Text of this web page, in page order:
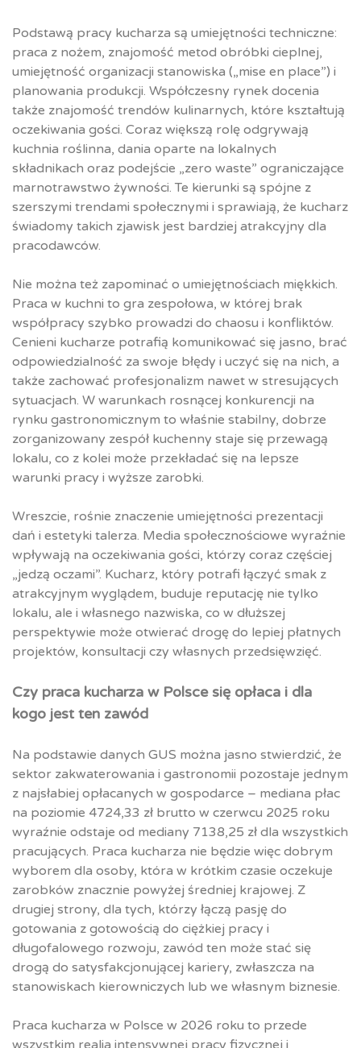
Podstawą pracy kucharza są umiejętności techniczne:
praca z nożem, znajomość metod obróbki cieplnej,
umiejętność organizacji stanowiska („mise en place”) i
planowania produkcji. Współczesny rynek docenia
także znajomość trendów kulinarnych, które kształtują
oczekiwania gości. Coraz większą rolę odgrywają
kuchnia roślinna, dania oparte na lokalnych
składnikach oraz podejście „zero waste” ograniczające
marnotrawstwo żywności. Te kierunki są spójne z
szerszymi trendami społecznymi i sprawiają, że kucharz
świadomy takich zjawisk jest bardziej atrakcyjny dla
pracodawców.
Nie można też zapominać o umiejętnościach miękkich.
Praca w kuchni to gra zespołowa, w której brak
współpracy szybko prowadzi do chaosu i konfliktów.
Cenieni kucharze potrafią komunikować się jasno, brać
odpowiedzialność za swoje błędy i uczyć się na nich, a
także zachować profesjonalizm nawet w stresujących
sytuacjach. W warunkach rosnącej konkurencji na
rynku gastronomicznym to właśnie stabilny, dobrze
zorganizowany zespół kuchenny staje się przewagą
lokalu, co z kolei może przekładać się na lepsze
warunki pracy i wyższe zarobki.
Wreszcie, rośnie znaczenie umiejętności prezentacji
dań i estetyki talerza. Media społecznościowe wyraźnie
wpływają na oczekiwania gości, którzy coraz częściej
„jedzą oczami”. Kucharz, który potrafi łączyć smak z
atrakcyjnym wyglądem, buduje reputację nie tylko
lokalu, ale i własnego nazwiska, co w dłuższej
perspektywie może otwierać drogę do lepiej płatnych
projektów, konsultacji czy własnych przedsięwzięć.
Czy praca kucharza w Polsce się opłaca i dla
kogo jest ten zawód
Na podstawie danych GUS można jasno stwierdzić, że
sektor zakwaterowania i gastronomii pozostaje jednym
z najsłabiej opłacanych w gospodarce – mediana płac
na poziomie 4724,33 zł brutto w czerwcu 2025 roku
wyraźnie odstaje od mediany 7138,25 zł dla wszystkich
pracujących. Praca kucharza nie będzie więc dobrym
wyborem dla osoby, która w krótkim czasie oczekuje
zarobków znacznie powyżej średniej krajowej. Z
drugiej strony, dla tych, którzy łączą pasję do
gotowania z gotowością do ciężkiej pracy i
długofalowego rozwoju, zawód ten może stać się
drogą do satysfakcjonującej kariery, zwłaszcza na
stanowiskach kierowniczych lub we własnym biznesie.​
Praca kucharza w Polsce w 2026 roku to przede